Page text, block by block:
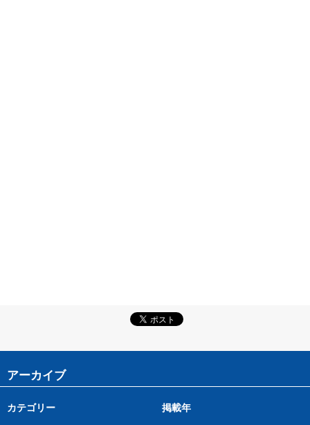
アーカイブ
カテゴリー 掲載年